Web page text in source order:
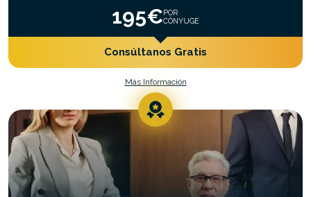
195€POR
CÓNYUGE
Consúltanos Gratis
Más Información